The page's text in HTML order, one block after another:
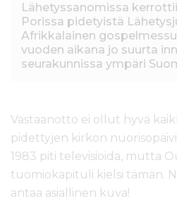
Lähetyssanomissa
Porissa pidetyistä
Afrikkalainen
vuoden aikana jo suurta
seurakunnissa ympäri
Vastaanotto ei ollut hyvä
pidettyjen kirkon
1983 piti televisioida, mutta
tuomiokapituli kielsi tämän.
antaa asiallinen kuva!